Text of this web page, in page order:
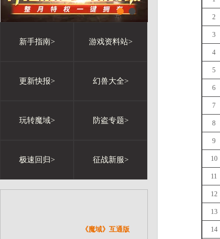
新手指南> 游戏资料站>
更新快报> 幻兽大全>
玩转魔域> 防盗专题>
极速回归> 征战新服>
《魔域》互通版
2
3
4
5
6
7
8
9
10
11
12
13
14